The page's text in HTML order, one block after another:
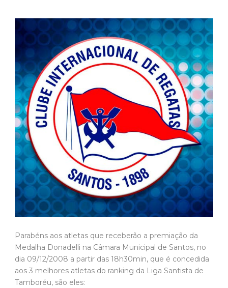
Parabéns aos atletas que receberão a premiação da
Medalha Donadelli na Câmara Municipal de Santos, no
dia 09/12/2008 a partir das 18h30min, que é concedida
aos 3 melhores atletas do ranking da Liga Santista de
Tamboréu, são eles: